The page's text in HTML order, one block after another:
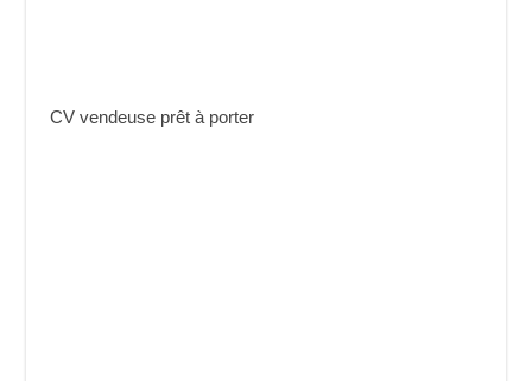
CV vendeuse prêt à porter